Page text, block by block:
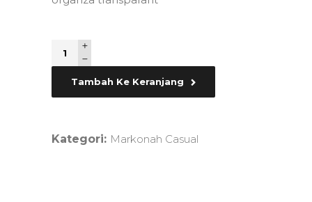
Quantity
Tambah Ke Keranjang
Kategori: Markonah Casual